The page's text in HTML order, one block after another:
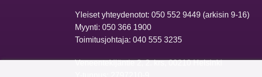
Yleiset yhteydenotot:050 552 9449 (arkisin 9-16)
Myynti:050 366 1900
Toimitusjohtaja:040 555 3235
Veneentekijäntie 2, 2. krs, 00210 Helsinki